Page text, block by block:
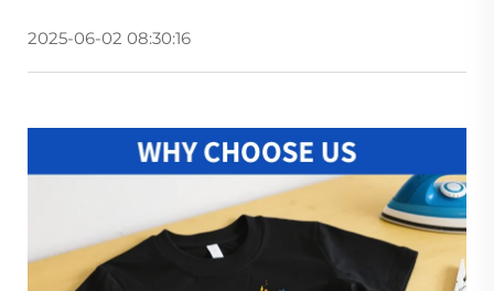
2025-06-02 08:30:16